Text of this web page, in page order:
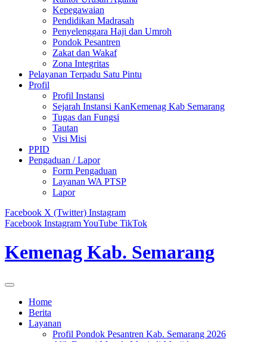
Kepegawaian
Pendidikan Madrasah
Penyelenggara Haji dan Umroh
Pondok Pesantren
Zakat dan Wakaf
Zona Integritas
Pelayanan Terpadu Satu Pintu
Profil
Profil Instansi
Sejarah Instansi KanKemenag Kab Semarang
Tugas dan Fungsi
Tautan
Visi Misi
PPID
Pengaduan / Lapor
Form Pengaduan
Layanan WA PTSP
Lapor
Facebook X (Twitter) Instagram
Facebook InstagramYouTube TikTok
Kemenag Kab. Semarang
Home
Berita
Layanan
Profil Pondok Pesantren Kab. Semarang 2026